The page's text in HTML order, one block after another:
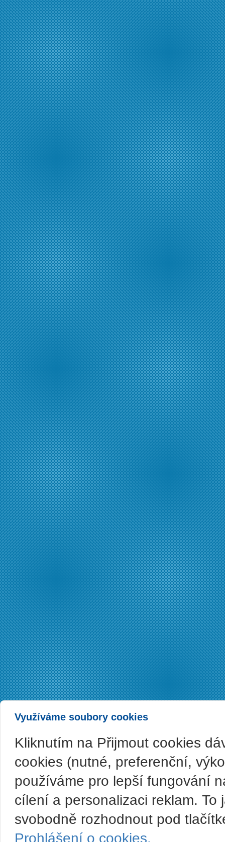
Využíváme soubory cookies
Kliknutím na Přijmout cookies
cookies (nutné, preferenční,
používáme pro lepší fungování
cílení a personalizaci reklam. To
svobodně rozhodnout pod
Prohlášení o cookies.